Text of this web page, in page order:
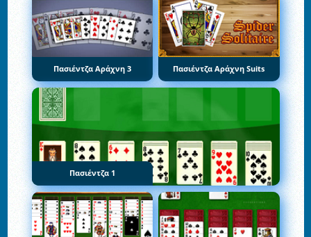
Πασιέντζα Αράχνη 3 Πασιέντζα Αράχνη Suits
Πασιέντζα 1